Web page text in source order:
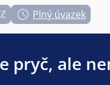
Plný úvazek
pryč, ale